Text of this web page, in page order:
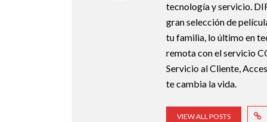
tecnología y servicio.
gran selección de
tu familia, lo último en
remota con el servicio
Servicio al Cliente,
te cambia la vida.
VIEW ALL POSTS